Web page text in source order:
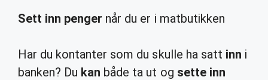
Sett inn penger når du er i matbutikken
Har du kontanter som du skulle ha satt inn i
banken? Du kan både ta ut og sette inn